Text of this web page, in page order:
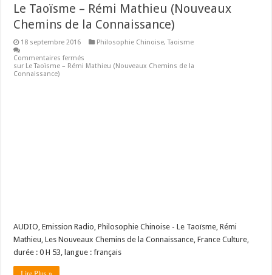
Le Taoïsme – Rémi Mathieu (Nouveaux
Chemins de la Connaissance)
18 septembre 2016 Philosophie Chinoise,Taoisme
Commentaires fermés
sur Le Taoïsme – Rémi Mathieu (Nouveaux Chemins de la
Connaissance)
AUDIO, Emission Radio, Philosophie Chinoise - Le Taoïsme, Rémi
Mathieu, Les Nouveaux Chemins de la Connaissance, France Culture,
durée : 0 H 53, langue : français